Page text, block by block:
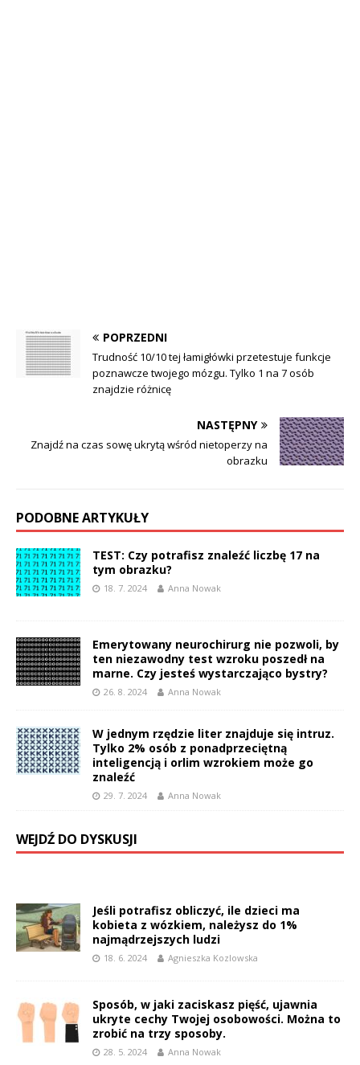
POPRZEDNI
Trudność 10/10 tej łamigłówki przetestuje funkcje
poznawcze twojego mózgu. Tylko 1 na 7 osób
znajdzie różnicę
NASTĘPNY
Znajdź na czas sowę ukrytą wśród nietoperzy na
obrazku
PODOBNE ARTYKUŁY
TEST: Czy potrafisz znaleźć liczbę 17 na
tym obrazku?
18. 7. 2024 Anna Nowak
Emerytowany neurochirurg nie pozwoli, by
ten niezawodny test wzroku poszedł na
marne. Czy jesteś wystarczająco bystry?
26. 8. 2024 Anna Nowak
W jednym rzędzie liter znajduje się intruz.
Tylko 2% osób z ponadprzeciętną
inteligencją i orlim wzrokiem może go
znaleźć
29. 7. 2024 Anna Nowak
WEJDŹ DO DYSKUSJI
Jeśli potrafisz obliczyć, ile dzieci ma
kobieta z wózkiem, należysz do 1%
najmądrzejszych ludzi
18. 6. 2024 Agnieszka Kozlowska
Sposób, w jaki zaciskasz pięść, ujawnia
ukryte cechy Twojej osobowości. Można to
zrobić na trzy sposoby.
28. 5. 2024 Anna Nowak